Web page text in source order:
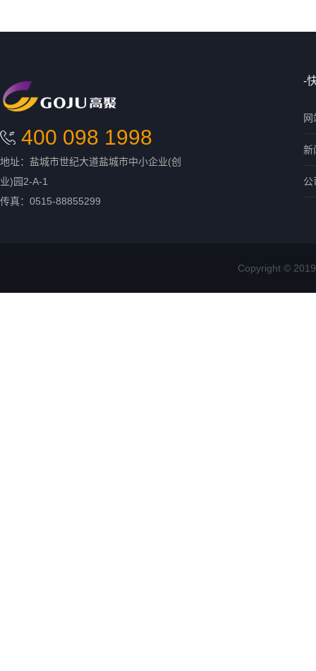
400 098 1998
地址：盐城市世纪大道盐城市中小企业(创
业)园2-A-1
传真：0515-88855299
-
新
公
Copyright ©